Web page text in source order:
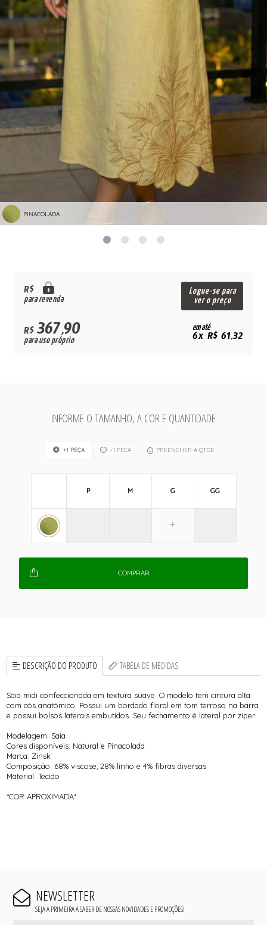
PINACOLADA
R$
para revenda
Logue-se para
ver o preço
R$367,90
para uso próprio
em até
6x R$ 61,32
INFORME O TAMANHO, A COR E QUANTIDADE
+1 PEÇA -1 PEÇA PREENCHER A QTDE
P M G GG
COMPRAR
DESCRIÇÃO DO PRODUTO TABELA DE MEDIDAS
Saia midi confeccionada em textura suave. O modelo tem cintura alta
com cós anatômico. Possui um bordado floral em tom terroso na barra
e possui bolsos laterais embutidos. Seu fechamento é lateral por zíper.
Modelagem: Saia
Cores disponíveis: Natural e Pinacolada
Marca: Zinsk
Composição: 68% viscose, 28% linho e 4% fibras diversas
Material: Tecido
*COR APROXIMADA*
NEWSLETTER
SEJA A PRIMEIRA A SABER DE NOSSAS NOVIDADES E PROMOÇÕES!